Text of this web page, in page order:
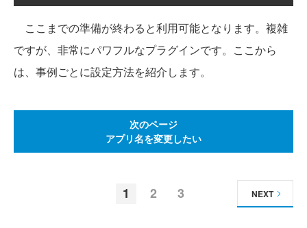
ここまでの準備が終わると利用可能となります。複雑
ですが、非常にパワフルなプラグインです。ここから
は、事例ごとに設定方法を紹介します。
次のページ
アプリ名を変更したい
1 2 3 NEXT